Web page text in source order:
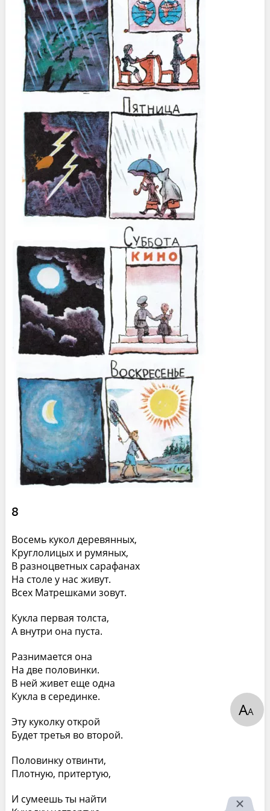
8
Восемь кукол деревянных,
Круглолицых и румяных,
В разноцветных сарафанах
На столе у нас живут.
Всех Матрешками зовут.
Кукла первая толста,
А внутри она пуста.
Разнимается она
На две половинки.
В ней живет еще одна
Кукла в серединке.
Эту куколку открой
Будет третья во второй.
Половинку отвинти,
Плотную, притертую,
И сумеешь ты найти
АА